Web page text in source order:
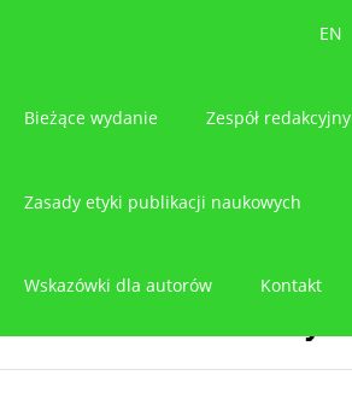
EN
Bieżące wydanie Zespół redakcyjny
Zasady etyki publikacji naukowych
Wskazówki dla autorów Kontakt